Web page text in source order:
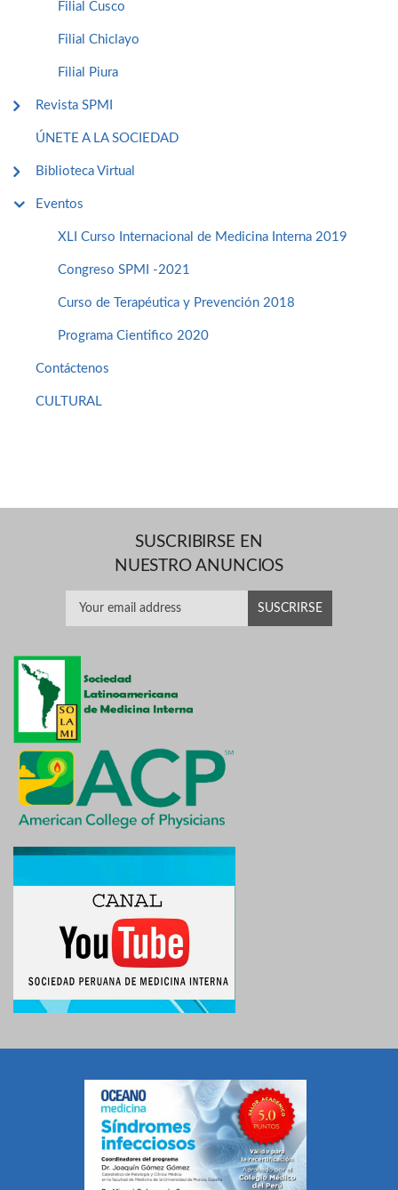
Filial Cusco
Filial Chiclayo
Filial Piura
Revista SPMI
ÚNETE A LA SOCIEDAD
Biblioteca Virtual
Eventos
XLI Curso Internacional de Medicina Interna 2019
Congreso SPMI -2021
Curso de Terapéutica y Prevención 2018
Programa Cientifico 2020
Contáctenos
CULTURAL
SUSCRIBIRSE EN
NUESTRO ANUNCIOS